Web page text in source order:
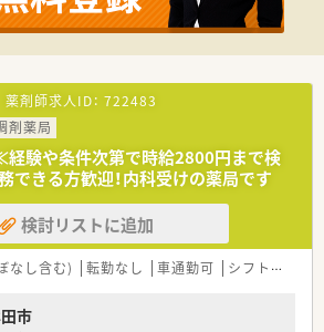
薬剤師求人ID： 722483
剤薬局
経験や条件次第で時給2800円まで検
できる方歓迎！内科受けの薬局です
検討リストに追加
なし含む) 転勤なし 車通勤可 シフト制
市